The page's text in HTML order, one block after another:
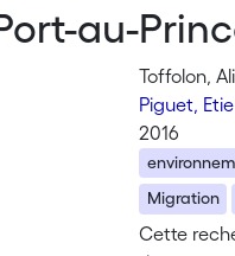
au-
Toffolon,
Piguet,
2016
Migration
Cette